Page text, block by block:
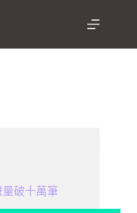
破十萬筆